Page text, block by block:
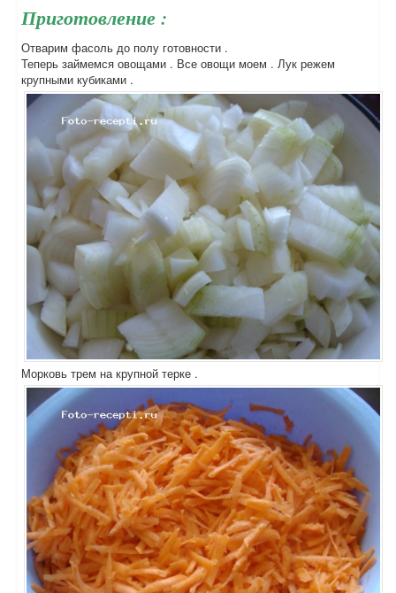
Приготовление :
Отварим фасоль до полу готовности .
Теперь займемся овощами . Все овощи моем . Лук режем
крупными кубиками .
Морковь трем на крупной терке .